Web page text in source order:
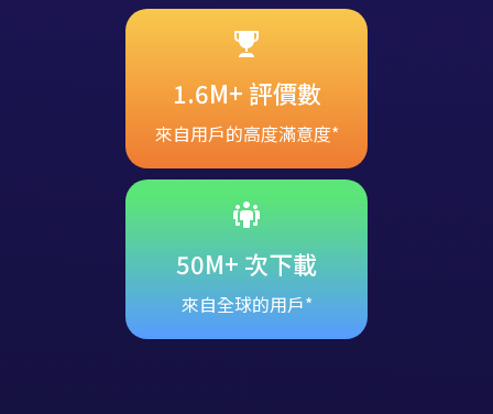
1.6M+ 評價數
來自用戶的高度滿意度*
50M+ 次下載
來自全球的用戶*